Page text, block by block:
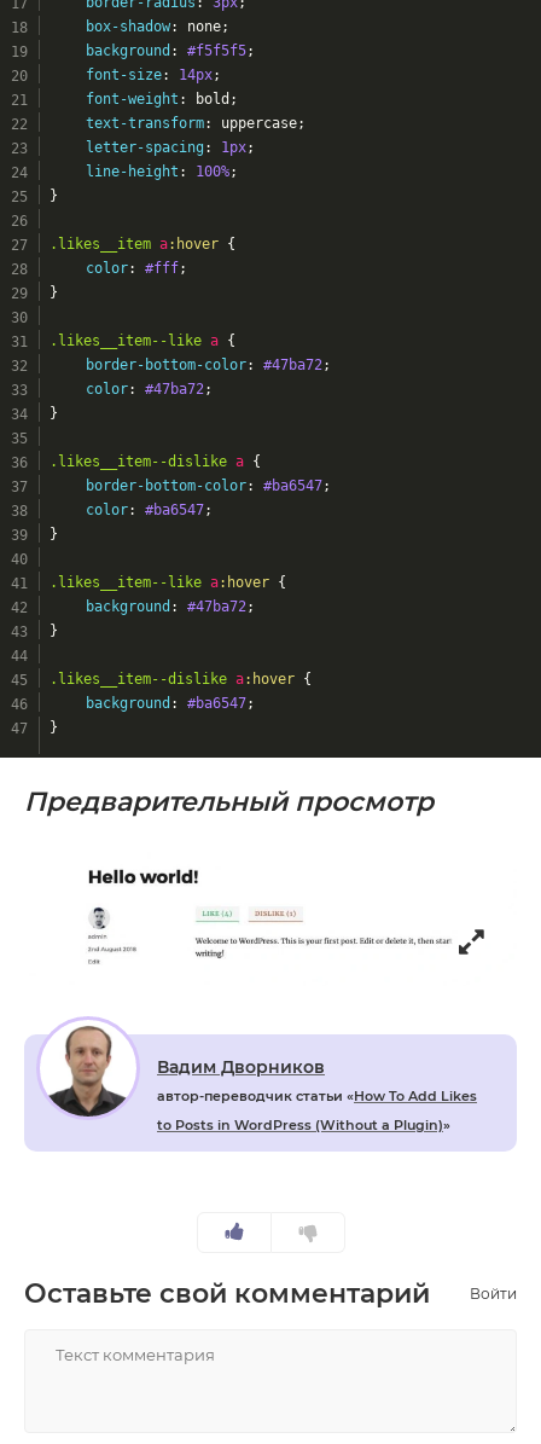
box-shadow: none;
background : #f5f5f5;
font-size: 14px;
font-weight : bold;
text-transform: uppercase;
letter-spacing : 1px;
line-height : 100%;
}
.likes__item a:hover {
color: #fff;
}
.likes__item--like a {
border-bottom-color: #47ba72 ;
color: #47ba72 ;
}
.likes__item--dislike a {
border-bottom-color: #ba6547;
color: #ba6547;
}
.likes__item--like a:hover {
background : #47ba72 ;
}
.likes__item--dislike a:hover {
background : #ba6547;
}
Предварительный просмотр
Вадим Дворников
автор-переводчик статьи «How To Add Likes
to Posts in WordPress (Without a Plugin)»
Оставьте свой комментарий Войти